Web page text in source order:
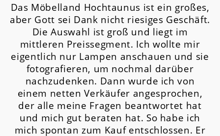
Das Möbelland Hochtaunus ist ein großes,
aber Gott sei Dank nicht riesiges Geschäft.
Die Auswahl ist groß und liegt im
mittleren Preissegment. Ich wollte mir
eigentlich nur Lampen anschauen und sie
fotografieren, um nochmal darüber
nachzudenken. Dann wurde ich von
einem netten Verkäufer angesprochen,
der alle meine Fragen beantwortet hat
und mich gut beraten hat. So habe ich
mich spontan zum Kauf entschlossen. Er